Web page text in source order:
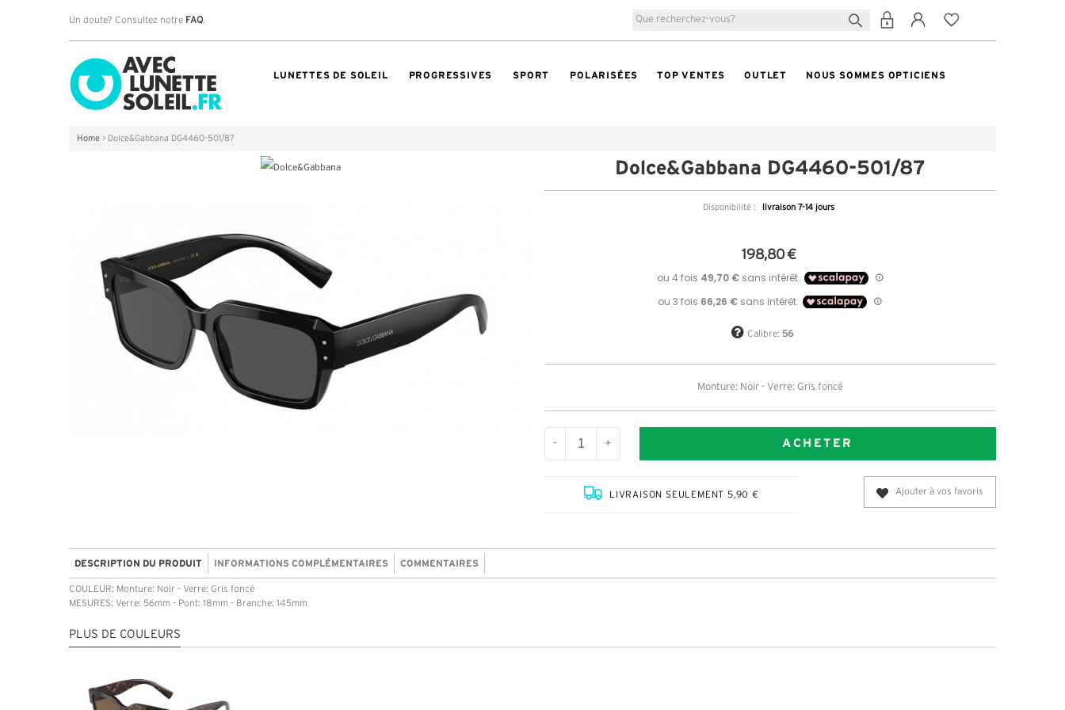
Un doute? Consultez notre FAQ.
LUNETTES DE SOLEIL PROGRESSIVES SPORT POLARISÉES TOP VENTES OUTLET NOUS SOMMES OPTICIENS
Home > Dolce&Gabbana DG4460-501/87
Dolce&Gabbana DG4460-501/87
Disponibilité : livraison 7-14 jours
198,80 €
Calibre: 56
Monture: Noir - Verre: Gris foncé
- + ACHETER
LIVRAISON SEULEMENT 5,90 € Ajouter à vos favoris
DESCRIPTION DU PRODUIT INFORMATIONS COMPLÉMENTAIRES COMMENTAIRES
COULEUR: Monture: Noir - Verre: Gris foncé
MESURES: Verre: 56mm - Pont: 18mm - Branche: 145mm
PLUS DE COULEURS